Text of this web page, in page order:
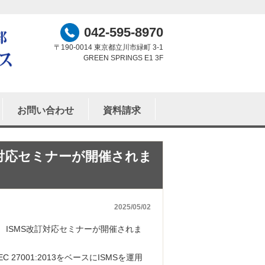
042-595-8970
〒190-0014 東京都立川市緑町 3-1
GREEN SPRINGS E1 3F
お問い合わせ 資料請求
セミナーが開催されま
2025/05/02
ISMS改訂対応セミナーが開催されま
27001:2013をベースにISMSを運用